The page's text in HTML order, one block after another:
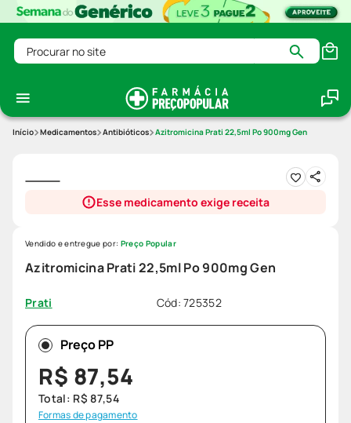
Procurar no site
Medicamentos Antibióticos Azitromicina Prati 22,5ml Po 900mg Gen
Esse medicamento exige receita
Azitromicina Prati 22,5ml Po 900mg Gen
Prati Cód:725352
Vendido e entregue por: Preço Popular
Preço PP
R$ 87,54
Total: R$ 87,54
Formas de pagamento